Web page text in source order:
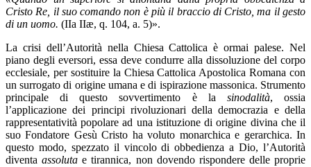
Cristo Re, il suo comando non è più il braccio di Cristo, ma il gesto
di un uomo. (IIa IIæ, q. 104, a. 5)».
La crisi dell’Autorità nella Chiesa Cattolica è ormai palese. Nel
piano degli eversori, essa deve condurre alla dissoluzione del corpo
ecclesiale, per sostituire la Chiesa Cattolica Apostolica Romana con
un surrogato di origine umana e di ispirazione massonica. Strumento
principale di questo sovvertimento è la sinodalità, ossia
l’applicazione dei principi rivoluzionari della democrazia e della
rappresentatività popolare ad una istituzione di origine divina che il
suo Fondatore Gesù Cristo ha voluto monarchica e gerarchica. In
questo modo, spezzato il vincolo di obbedienza a Dio, l’Autorità
diventaassoluta e tirannica, non dovendo rispondere delle proprie